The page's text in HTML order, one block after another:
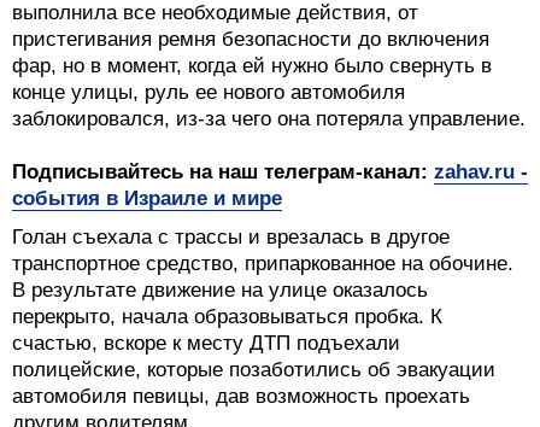
выполнила все необходимые действия, от
пристегивания ремня безопасности до включения
фар, но в момент, когда ей нужно было свернуть в
конце улицы, руль ее нового автомобиля
заблокировался, из-за чего она потеряла управление.
Подписывайтесь на наш телеграм-канал: zahav.ru -
события в Израиле и мире
Голан съехала с трассы и врезалась в другое
транспортное средство, припаркованное на обочине.
В результате движение на улице оказалось
перекрыто, начала образовываться пробка. К
счастью, вскоре к месту ДТП подъехали
полицейские, которые позаботились об эвакуации
автомобиля певицы, дав возможность проехать